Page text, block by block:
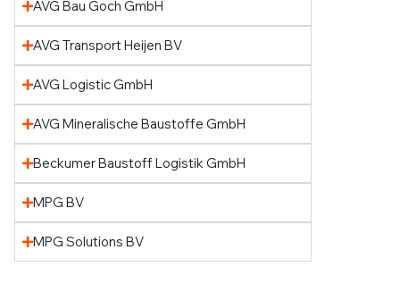
AVG Bau Goch GmbH
AVG Transport Heijen BV
AVG Logistic GmbH
AVG Mineralische Baustoffe GmbH
Beckumer Baustoff Logistik GmbH
MPG BV
MPG Solutions BV